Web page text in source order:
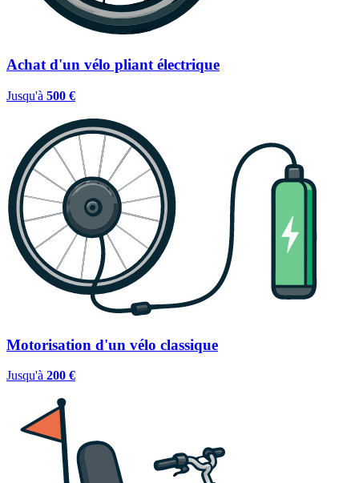
Achat d'un vélo pliant électrique
Jusqu'à 500 €
Motorisation d'un vélo classique
Jusqu'à 200 €